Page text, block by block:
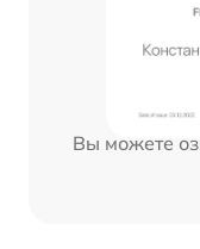
Вы можете